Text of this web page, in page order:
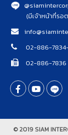
(มีเจ้าหน้าที่รอ
02-886-
02-886-7836
© 2019 SIAM